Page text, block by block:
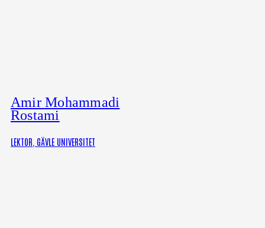
Amir Mohammadi
Rostami
LEKTOR, GÄVLE UNIVERSITET